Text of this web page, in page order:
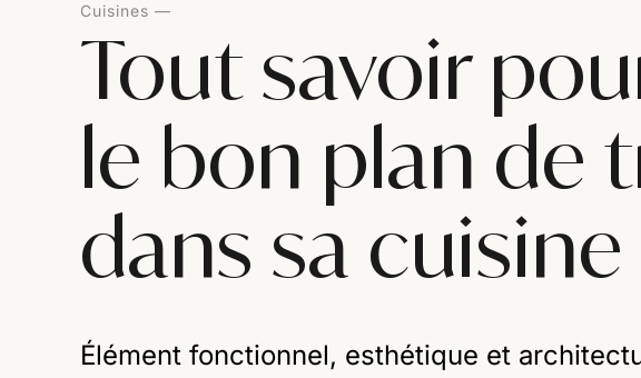
Cuisines
Tout savoir
le bon plan de
dans sa cuisine
Élément fonctionnel, esthétique et